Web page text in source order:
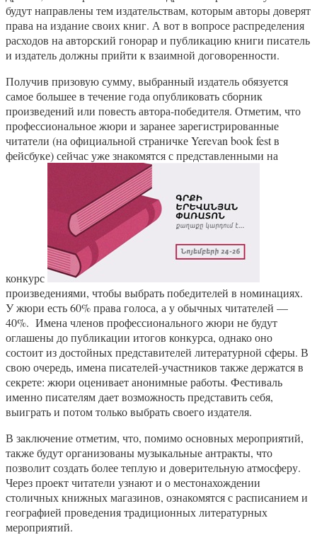
будут направлены тем издательствам, которым авторы доверят
права на издание своих книг. А вот в вопросе распределения
расходов на авторский гонорар и публикацию книги писатель
и издатель должны прийти к взаимной договоренности.
Получив призовую сумму, выбранный издатель обязуется
самое большее в течение года опубликовать сборник
произведений или повесть автора-победителя. Отметим, что
профессиональное жюри и заранее зарегистрированные
читатели (на официальной страничке Yerevan book fest в
фейсбуке) сейчас уже знакомятся с представленными на
конкурс
произведениями, чтобы выбрать победителей в номинациях.
У жюри есть 60% права голоса, а у обычных читателей —
40%. Имена членов профессионального жюри не будут
оглашены до публикации итогов конкурса, однако оно
состоит из достойных представителей литературной сферы. В
свою очередь, имена писателей-участников также держатся в
секрете: жюри оценивает анонимные работы. Фестиваль
именно писателям дает возможность представить себя,
выиграть и потом только выбрать своего издателя.
В заключение отметим, что, помимо основных мероприятий,
также будут организованы музыкальные антракты, что
позволит создать более теплую и доверительную атмосферу.
Через проект читатели узнают и о местонахождении
столичных книжных магазинов, ознакомятся с расписанием и
географией проведения традиционных литературных
мероприятий.